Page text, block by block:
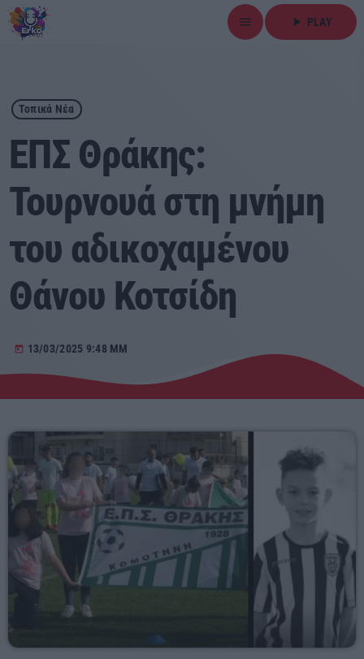
menu play_arrow PLAY
close
play_arrow ΕΡΚΟ
Αρχική
Εκπομπές
Ειδήσεις
Αθλητικά
Τραγούδια της Θράκης
Επικοινωνία
Προσεχείς
ΕΡΚΟ
Τοπικά Νέα
ΕΠΣ Θράκης:
Τουρνουά στη μνήμη
του αδικοχαμένου
Θάνου Κοτσίδη
today 13/03/2025 9:48 ΜΜ